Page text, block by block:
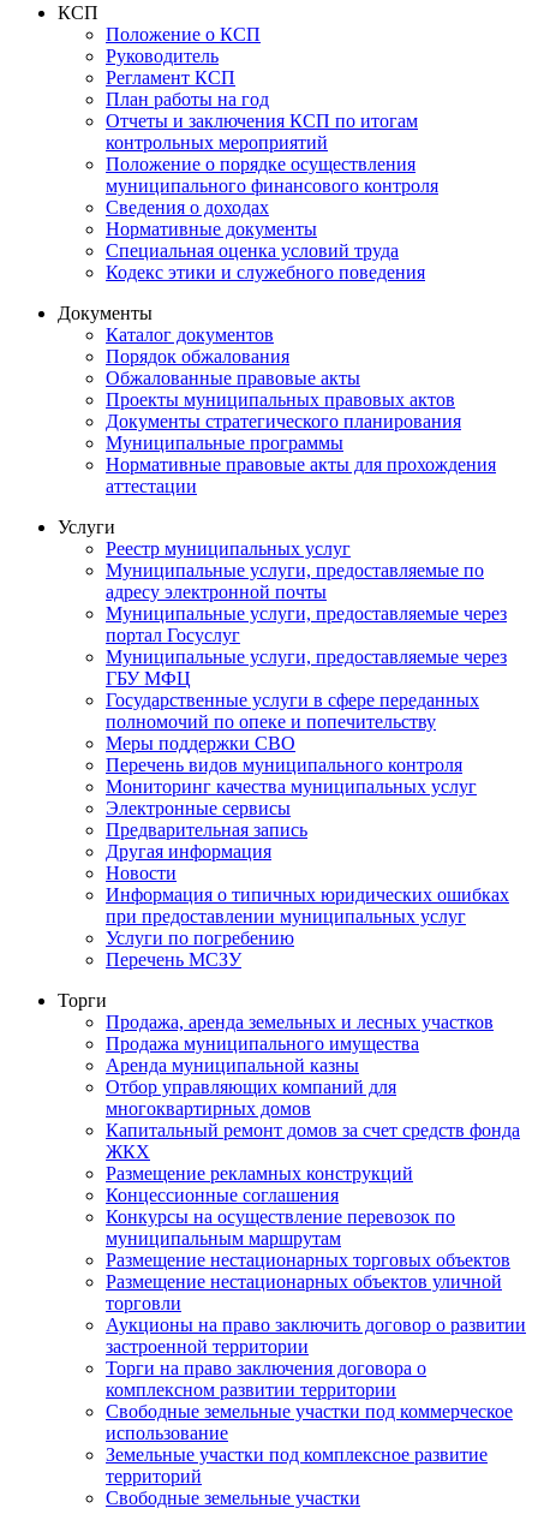
КСП
Положение о КСП
Руководитель
Регламент КСП
План работы на год
Отчеты и заключения КСП по итогам
контрольных мероприятий
Положение о порядке осуществления
муниципального финансового контроля
Сведения о доходах
Нормативные документы
Специальная оценка условий труда
Кодекс этики и служебного поведения
Документы
Каталог документов
Порядок обжалования
Обжалованные правовые акты
Проекты муниципальных правовых актов
Документы стратегического планирования
Муниципальные программы
Нормативные правовые акты для прохождения
аттестации
Услуги
Реестр муниципальных услуг
Муниципальные услуги, предоставляемые по
адресу электронной почты
Муниципальные услуги, предоставляемые через
портал Госуслуг
Муниципальные услуги, предоставляемые через
ГБУ МФЦ
Государственные услуги в сфере переданных
полномочий по опеке и попечительству
Меры поддержки СВО
Перечень видов муниципального контроля
Мониторинг качества муниципальных услуг
Электронные сервисы
Предварительная запись
Другая информация
Новости
Информация о типичных юридических ошибках
при предоставлении муниципальных услуг
Услуги по погребению
Перечень МСЗУ
Торги
Продажа, аренда земельных и лесных участков
Продажа муниципального имущества
Аренда муниципальной казны
Отбор управляющих компаний для
многоквартирных домов
Капитальный ремонт домов за счет средств фонда
ЖКХ
Размещение рекламных конструкций
Концессионные соглашения
Конкурсы на осуществление перевозок по
муниципальным маршрутам
Размещение нестационарных торговых объектов
Размещение нестационарных объектов уличной
торговли
Аукционы на право заключить договор о развитии
застроенной территории
Торги на право заключения договора о
комплексном развитии территории
Свободные земельные участки под коммерческое
использование
Земельные участки под комплексное развитие
территорий
Свободные земельные участки